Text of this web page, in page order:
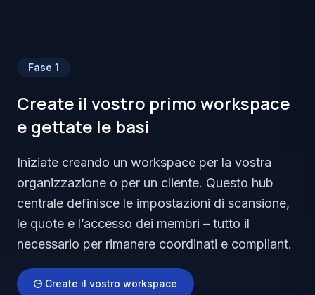
Fase 1
Create il vostro primo workspace
e gettate le basi
Iniziate creando un workspace per la vostra
organizzazione o per un cliente. Questo hub
centrale definisce le impostazioni di scansione,
le quote e l’accesso dei membri – tutto il
necessario per rimanere coordinati e compliant.
Create il vostro workspace